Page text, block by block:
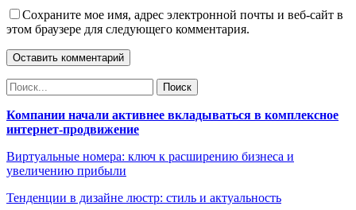
Сохраните мое имя, адрес электронной почты и веб-сайт в
этом браузере для следующего комментария.
Компании начали активнее вкладываться в комплексное
интернет-продвижение
Виртуальные номера: ключ к расширению бизнеса и
увеличению прибыли
Тенденции в дизайне люстр: стиль и актуальность